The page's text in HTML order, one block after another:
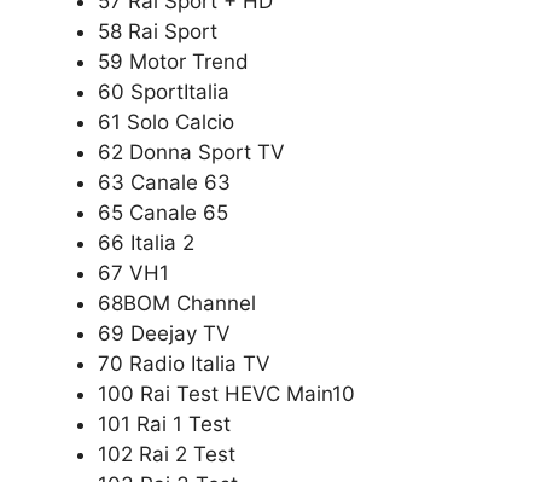
58 Rai Sport
59 Motor Trend
60 SportItalia
61 Solo Calcio
62 Donna Sport TV
63 Canale 63
65 Canale 65
66 Italia 2
67 VH1
68BOM Channel
69 Deejay TV
70 Radio Italia TV
100 Rai Test HEVC Main10
101 Rai 1 Test
102 Rai 2 Test